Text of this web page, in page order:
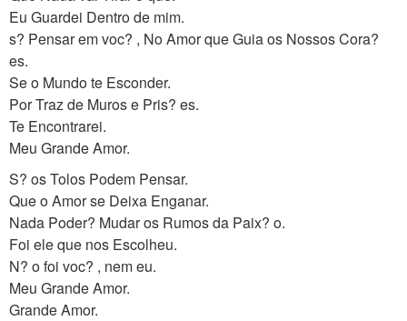
Eu Guardei Dentro de mim.
s? Pensar em voc? , No Amor que Guia os Nossos Cora?
es.
Se o Mundo te Esconder.
Por Traz de Muros e Pris? es.
Te Encontrarei.
Meu Grande Amor.
S? os Tolos Podem Pensar.
Que o Amor se Deixa Enganar.
Nada Poder? Mudar os Rumos da Paix? o.
Foi ele que nos Escolheu.
N? o foi voc? , nem eu.
Meu Grande Amor.
Grande Amor.